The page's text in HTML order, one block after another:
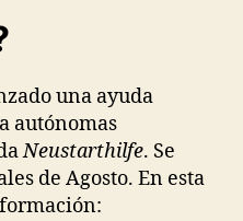
una ayuda
autónomas
Neustarthilfe. Se
de Agosto. En esta